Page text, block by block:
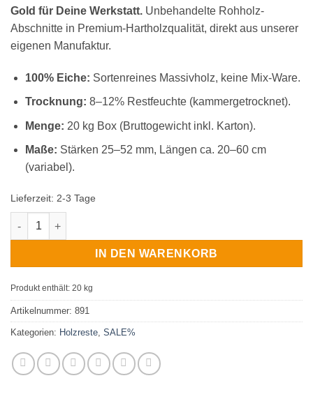
Gold für Deine Werkstatt. Unbehandelte Rohholz-
Abschnitte in Premium-Hartholzqualität, direkt aus unserer
eigenen Manufaktur.
100% Eiche: Sortenreines Massivholz, keine Mix-Ware.
Trocknung: 8–12% Restfeuchte (kammergetrocknet).
Menge: 20 kg Box (Bruttogewicht inkl. Karton).
Maße: Stärken 25–52 mm, Längen ca. 20–60 cm
(variabel).
Lieferzeit: 2-3 Tage
Holzreste Eiche Massivholz 20 kg sortenrein Menge
IN DEN WARENKORB
Produkt enthält: 20 kg
Artikelnummer: 891
Kategorien: Holzreste, SALE%